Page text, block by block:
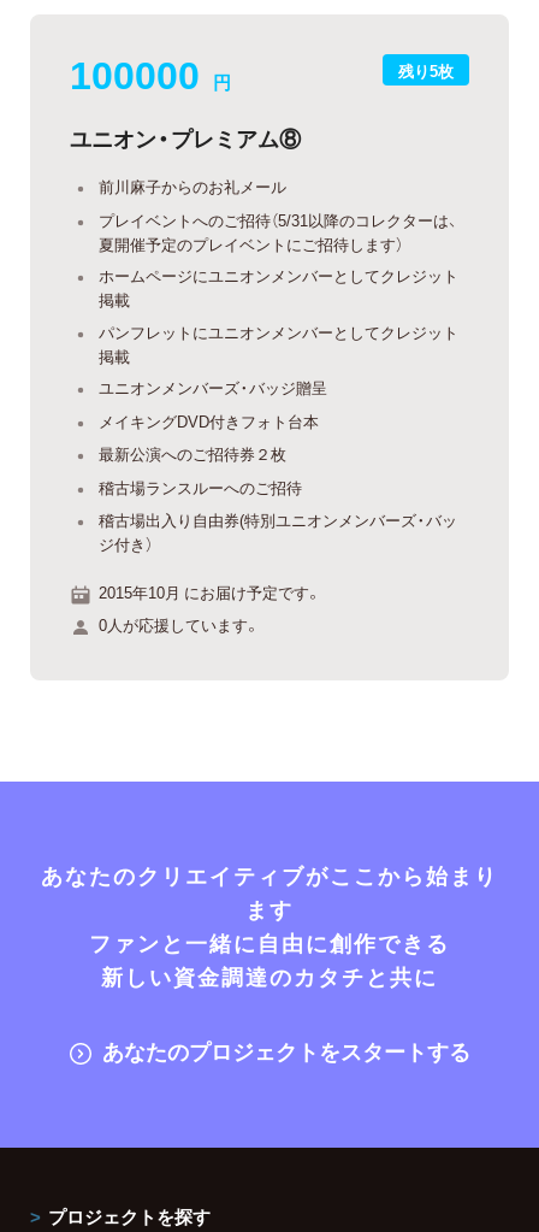
残り5枚
100000 円
ユニオン・プレミアム⑧
前川麻子からのお礼メール
プレイベントへのご招待（5/31以降のコレクターは、
夏開催予定のプレイベントにご招待します）
ホームページにユニオンメンバーとしてクレジット
掲載
パンフレットにユニオンメンバーとしてクレジット
掲載
ユニオンメンバーズ・バッジ贈呈
メイキングDVD付きフォト台本
最新公演へのご招待券２枚
稽古場ランスルーへのご招待
稽古場出入り自由券(特別ユニオンメンバーズ・バッ
ジ付き）
2015年10月 にお届け予定です。
0人が応援しています。
あなたのクリエイティブがここから始まり
ます
ファンと一緒に自由に創作できる
新しい資金調達のカタチと共に
あなたのプロジェクトをスタートする
プロジェクトを探す